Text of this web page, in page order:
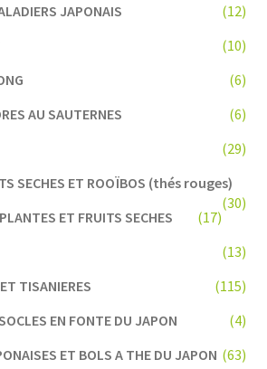
JAPONAIS
(12)
(10)
(6)
AU SAUTERNES
(6)
(29)
SECHES ET ROOÏBOS (thés rouges)
(30)
ET FRUITS SECHES
(17)
(13)
TISANIERES
(115)
EN FONTE DU JAPON
(4)
ET BOLS A THE DU JAPON (63)